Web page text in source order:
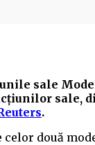
sale
sale,
.
două